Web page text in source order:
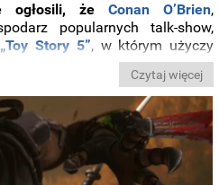
ogłosili, żeConanO’Brien,
popularnychtalk-show,
„ToyStory 5”, w którym użyczy
Czytaj więcej